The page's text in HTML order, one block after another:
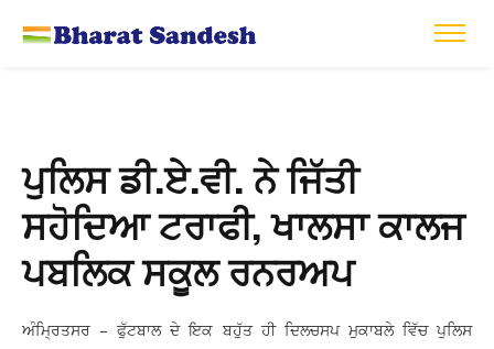
ਪੁਲਿਸ ਡੀ.ਏ.ਵੀ. ਨੇ ਜਿੱਤੀ
ਸਹੋਦਿਆ ਟਰਾਫੀ, ਖਾਲਸਾ ਕਾਲਜ
ਪਬਲਿਕ ਸਕੂਲ ਰਨਰਅਪ
ਅੰਮ੍ਰਿਤਸਰ – ਫੁੱਟਬਾਲ ਦੇ ਇਕ ਬਹੁੱਤ ਹੀ ਦਿਲਚਸਪ ਮੁਕਾਬਲੇ ਵਿੱਚ ਪੁਲਿਸ